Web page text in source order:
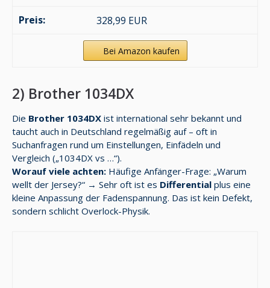
328,99 EUR
Bei Amazon kaufen
2) Brother 1034DX
Die Brother 1034DX ist international sehr bekannt und
taucht auch in Deutschland regelmäßig auf – oft in
Suchanfragen rund um Einstellungen, Einfädeln und
Vergleich („1034DX vs …“).
Worauf viele achten: Häufige Anfänger-Frage: „Warum
wellt der Jersey?“ → Sehr oft ist es Differential plus eine
kleine Anpassung der Fadenspannung. Das ist kein Defekt,
sondern schlicht Overlock-Physik.